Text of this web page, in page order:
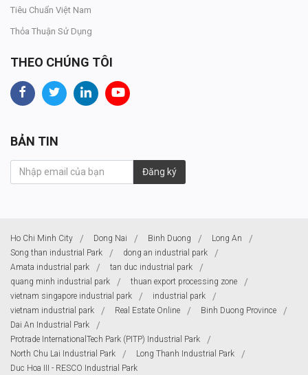
Tiêu Chuẩn Việt Nam
Thỏa Thuận Sử Dụng
THEO CHÚNG TÔI
BẢN TIN
Đăng ký
Ho Chi Minh City Dong Nai Binh Duong
Long An
Song than industrial Park
dong an industrial park
Amata industrial park
tan duc industrial park
quang minh industrial park
thuan export processing zone
vietnam singapore industrial park
industrial park
vietnam industrial park
Real Estate Online
Binh Duong Province
Dai An Industrial Park
Protrade InternationalTech Park (PITP) Industrial Park
North Chu Lai Industrial Park
Long Thanh Industrial Park
Duc Hoa III - RESCO Industrial Park